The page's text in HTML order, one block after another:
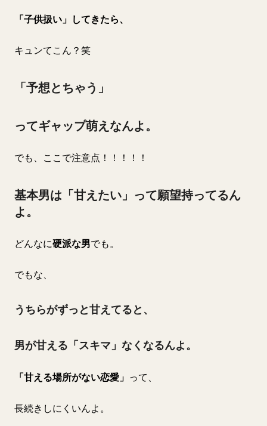
「子供扱い」してきたら、
キュンてこん？笑
「予想とちゃう」
ってギャップ萌えなんよ。
でも、ここで注意点！！！！！
基本男は「甘えたい」って願望持ってるん
よ。
どんなに硬派な男でも。
でもな、
うちらがずっと甘えてると、
男が甘える「スキマ」なくなるんよ。
「甘える場所がない恋愛」 って、
長続きしにくいんよ。